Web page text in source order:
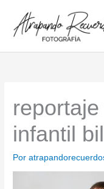
contenido
infantil
Por